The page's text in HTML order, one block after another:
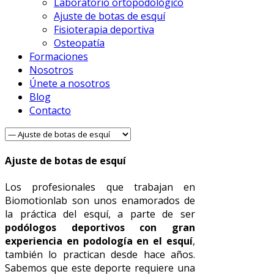
Ajuste de botas de esquí
Fisioterapia deportiva
Osteopatía
Formaciones
Nosotros
Únete a nosotros
Blog
Contacto
Ajuste de botas de esquí
Los profesionales que trabajan en
Biomotionlab son unos enamorados de
la práctica del esquí, a parte de ser
podólogos deportivos con gran
experiencia en podología en el esquí,
también lo practican desde hace años.
Sabemos que este deporte requiere una